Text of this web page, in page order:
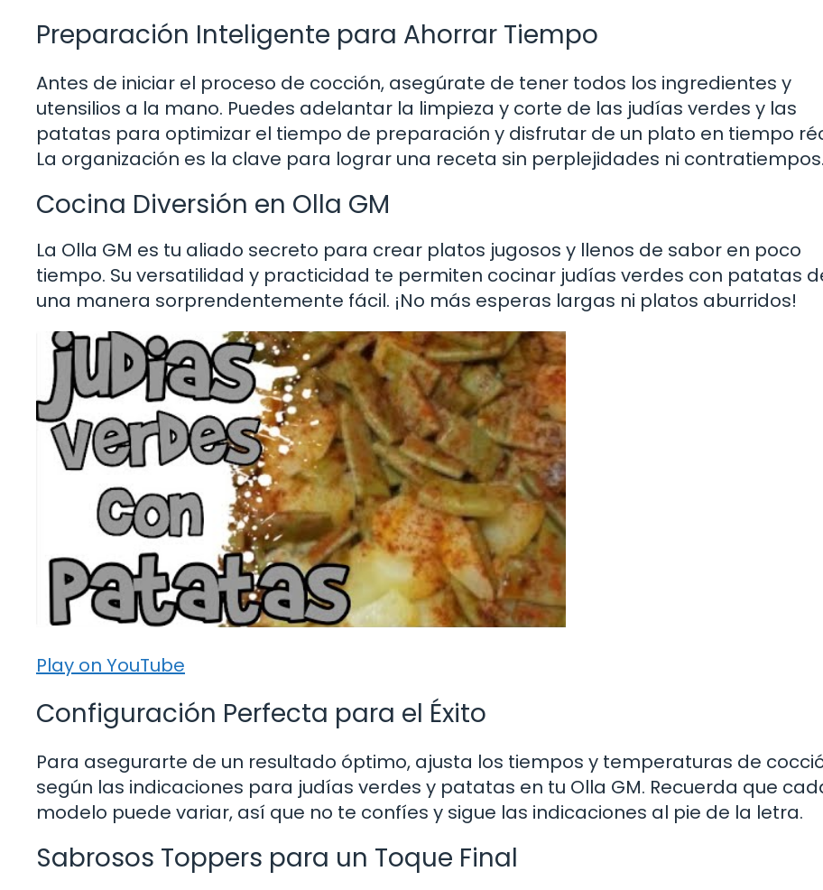
Preparación Inteligente para Ahorrar Tiempo
Antes de iniciar el proceso de cocción, asegúrate de tener todos los ingredientes y
utensilios a la mano. Puedes adelantar la limpieza y corte de las judías verdes y las
patatas para optimizar el tiempo de preparación y disfrutar de un plato en tiempo
La organización es la clave para lograr una receta sin perplejidades ni contratiempos.
Cocina Diversión en Olla GM
La Olla GM es tu aliado secreto para crear platos jugosos y llenos de sabor en poco
tiempo. Su versatilidad y practicidad te permiten cocinar judías verdes con patatas
una manera sorprendentemente fácil. ¡No más esperas largas ni platos aburridos!
Play on YouTube
Configuración Perfecta para el Éxito
Para asegurarte de un resultado óptimo, ajusta los tiempos y temperaturas de
según las indicaciones para judías verdes y patatas en tu Olla GM. Recuerda que
modelo puede variar, así que no te confíes y sigue las indicaciones al pie de la letra.
Sabrosos Toppers para un Toque Final